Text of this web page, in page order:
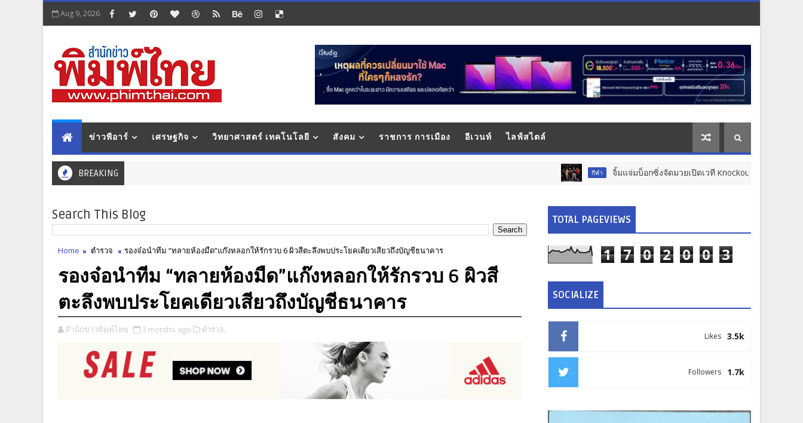
Aug 9, 2026
ข่าวพีอาร์ เศรษฐกิจ วิทยาศาสตร์ เทคโนโลยี สังคม ราชการ การเมือง อีเวนท์ ไลฟ์สไตล์
BREAKING จิ้มแจ่มบ็อกซิ่งจัดมวยเปิดเวที Knockout หายอดมวย ดันสู่เวทีสากล พ
Search This Blog
Home ตำรวจ รองจ๋อนำทีม “ทลายห้องมืด”แก๊งหลอกให้รักรวบ 6 ผิวสีตะลึงพบประโยคเดียวเสียวถึงบัญชีธนาคาร
รองจ๋อนำทีม “ทลายห้องมืด”แก๊งหลอกให้รักรวบ 6 ผิวสี
ตะลึงพบประโยคเดียวเสียวถึงบัญชีธนาคาร
สำนักข่าวพิมพ์ไทย 3 months ago ตำรวจ,
TOTAL PAGEVIEWS
1 7 0 2 0 0 3
SOCIALIZE
3.5k
Likes
1.7k
Followers